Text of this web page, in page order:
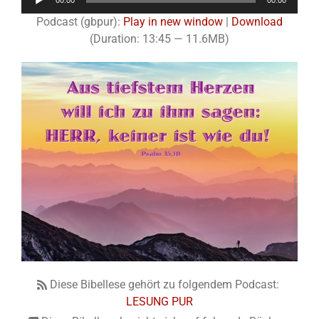
Podcast (gbpur): Play in new window
Download
(Duration: 13:45 — 11.6MB)
Diese Bibellese gehört zu folgendem Podcast:
LESUNG PUR